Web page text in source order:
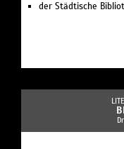
der Städtische